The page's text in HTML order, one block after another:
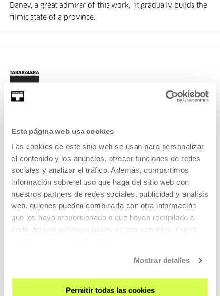
Esta página web usa cookies
Las cookies de este sitio web se usan para personalizar
el contenido y los anuncios, ofrecer funciones de redes
sociales y analizar el tráfico. Además, compartimos
información sobre el uso que haga del sitio web con
nuestros partners de redes sociales, publicidad y análisis
web, quienes pueden combinarla con otra información
que les haya proporcionado o que hayan recopilado a
partir del uso que haya hecho de sus servicios. Puede
Mostrar detalles
Permitir todas las cookies
Daney, a great admirer of this work, “it gradually builds the
filmic state of a province.'
UPCOMING EVENTS
CONTACT AND OPENING TIMES
GETTING HERE
GUIDED TOURS